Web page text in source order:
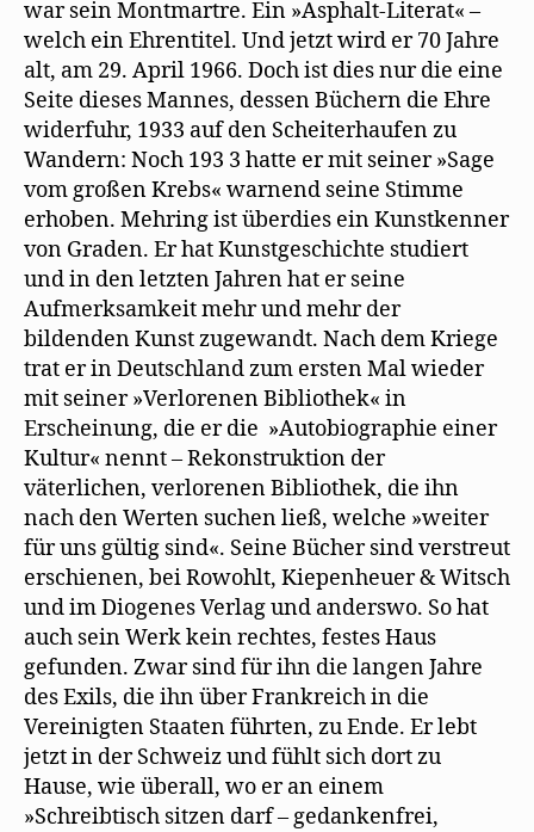
war sein Montmartre. Ein »Asphalt-Literat« –
welch ein Ehrentitel. Und jetzt wird er 70 Jahre
alt, am 29. April 1966. Doch ist dies nur die eine
Seite dieses Mannes, dessen Büchern die Ehre
widerfuhr, 1933 auf den Scheiterhaufen zu
Wandern: Noch 193 3 hatte er mit seiner »Sage
vom großen Krebs« warnend seine Stimme
erhoben. Mehring ist überdies ein Kunstkenner
von Graden. Er hat Kunstgeschichte studiert
und in den letzten Jahren hat er seine
Aufmerksamkeit mehr und mehr der
bildenden Kunst zugewandt. Nach dem Kriege
trat er in Deutschland zum ersten Mal wieder
mit seiner »Verlorenen Bibliothek« in
Erscheinung, die er die »Autobiographie einer
Kultur« nennt – Rekonstruktion der
väterlichen, verlorenen Bibliothek, die ihn
nach den Werten suchen ließ, welche »weiter
für uns gültig sind«. Seine Bücher sind verstreut
erschienen, bei Rowohlt, Kiepenheuer & Witsch
und im Diogenes Verlag und anderswo. So hat
auch sein Werk kein rechtes, festes Haus
gefunden. Zwar sind für ihn die langen Jahre
des Exils, die ihn über Frankreich in die
Vereinigten Staaten führten, zu Ende. Er lebt
jetzt in der Schweiz und fühlt sich dort zu
Hause, wie überall, wo er an einem
»Schreibtisch sitzen darf – gedankenfrei,